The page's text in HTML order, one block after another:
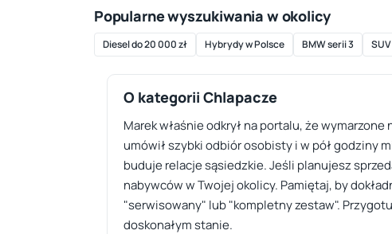
Popularne wyszukiwania w okolicy
Diesel do 20 000 zł Hybrydy w Polsce BMW serii 3
O kategorii Chlapacze
Marek właśnie odkrył na portalu, że
umówił szybki odbiór osobisty i w pół godziny
buduje relacje sąsiedzkie. Jeśli planujesz
nabywców w Twojej okolicy. Pamiętaj, by
"serwisowany" lub "kompletny zestaw".
doskonałym stanie.